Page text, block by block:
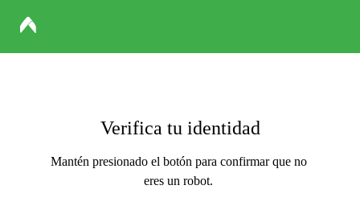
Verifica tu identidad
Mantén presionado el botón para confirmar que no
eres un robot.